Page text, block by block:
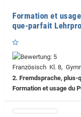
Formation et
que-parfait
Französisch Kl. 8,
2. Fremdsprache, plus-
Formation et usage du